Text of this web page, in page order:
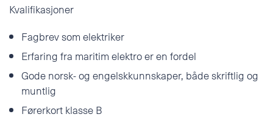
Kvalifikasjoner
Fagbrev som elektriker
Erfaring fra maritim elektro er en fordel
Gode norsk- og engelskkunnskaper, både skriftlig og
muntlig
Førerkort klasse B